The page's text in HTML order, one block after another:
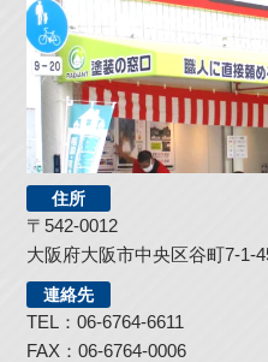
住所
〒542-0012
大阪府大阪市中央区谷町7-1-
連絡先
TEL：06-6764-6611
FAX：06-6764-0006